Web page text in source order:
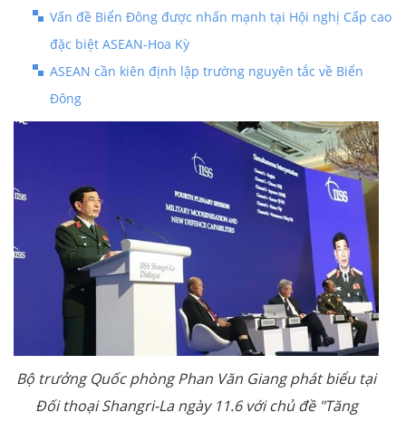
Vấn đề Biển Đông được nhấn mạnh tại Hội nghị Cấp cao
đặc biệt ASEAN-Hoa Kỳ
ASEAN cần kiên định lập trường nguyên tắc về Biển
Đông
Bộ trưởng Quốc phòng Phan Văn Giang phát biểu tại
Đối thoại Shangri-La ngày 11.6 với chủ đề "Tăng